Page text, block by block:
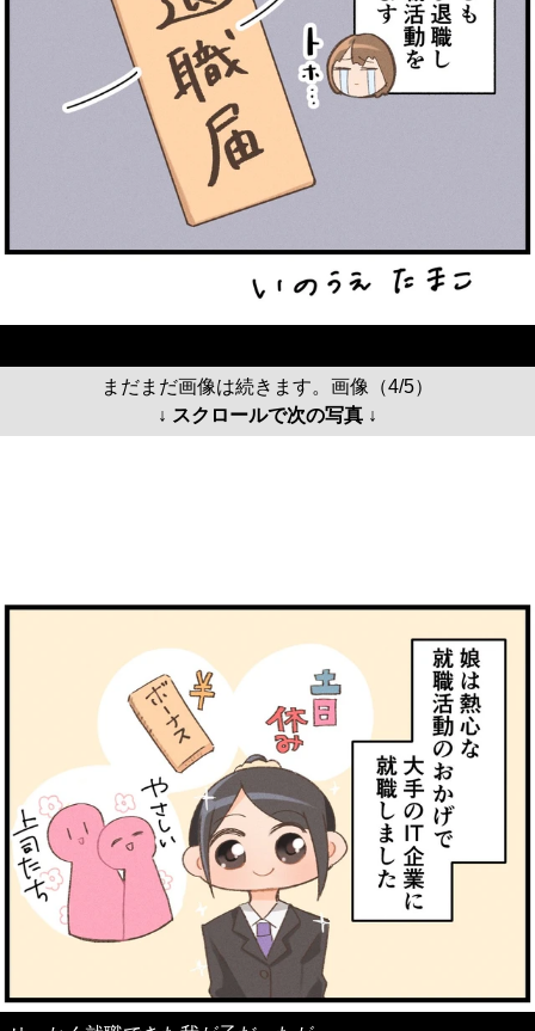
まだまだ画像は続きます。画像（4/5）
↓ スクロールで次の写真 ↓